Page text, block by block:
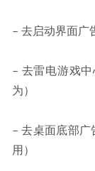
– 去启动界面广
– 去雷电游戏
为）
– 去桌面底部广
用）